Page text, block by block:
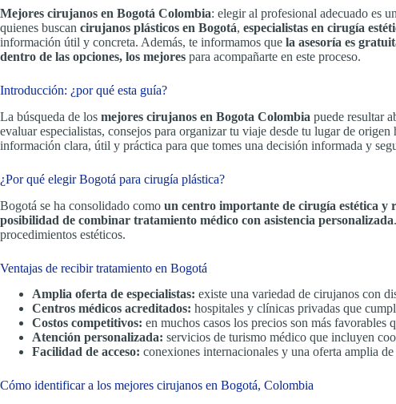
Mejores cirujanos en Bogotá Colombia: elegir al profesional adecuado es
quienes buscan cirujanos plásticos en Bogotá, especialistas en cirugía
información útil y concreta. Además, te informamos que la asesoría es
dentro de las opciones, los mejores para acompañarte en este proceso.
Introducción: ¿por qué esta guía?
La búsqueda de los mejores cirujanos en Bogota Colombia puede resultar
evaluar especialistas, consejos para organizar tu viaje desde tu lugar de
información clara, útil y práctica para que tomes una decisión informada y
¿Por qué elegir Bogotá para cirugía plástica?
Bogotá se ha consolidado como un centro importante de cirugía estética y
posibilidad de combinar tratamiento médico con asistencia personalizada
procedimientos estéticos.
Ventajas de recibir tratamiento en Bogotá
Amplia oferta de especialistas: existe una variedad de cirujanos con
Centros médicos acreditados: hospitales y clínicas privadas que
Costos competitivos: en muchos casos los precios son más favorables
Atención personalizada: servicios de turismo médico que incluyen
Facilidad de acceso: conexiones internacionales y una oferta amplia
Cómo identificar a los mejores cirujanos en Bogotá, Colombia